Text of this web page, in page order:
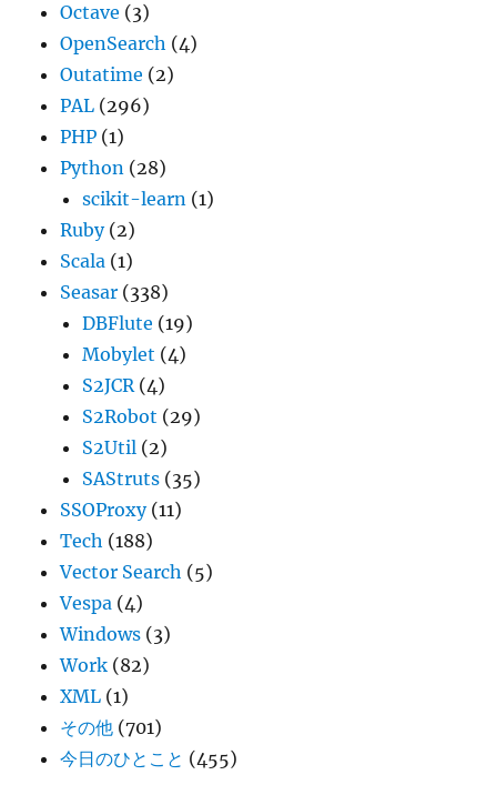
Octave (3)
OpenSearch (4)
Outatime (2)
PAL (296)
PHP (1)
Python (28)
scikit-learn (1)
Ruby(2)
Scala (1)
Seasar (338)
DBFlute (19)
Mobylet (4)
S2JCR(4)
S2Robot (29)
S2Util (2)
SAStruts (35)
SSOProxy(11)
Tech (188)
Vector Search (5)
Vespa (4)
Windows (3)
Work (82)
XML (1)
その他 (701)
今日のひとこと (455)